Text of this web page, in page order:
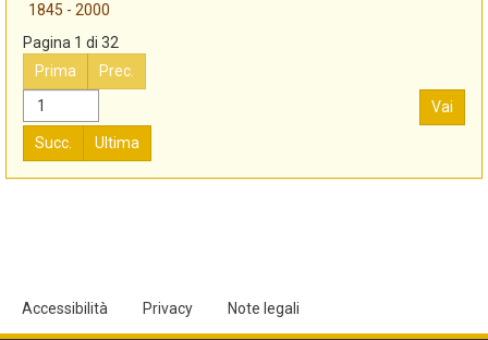
1845 - 2000
Pagina 1 di 32
Prima
Prec.
Vai
Succ. Ultima
Accessibilità Privacy Note legali